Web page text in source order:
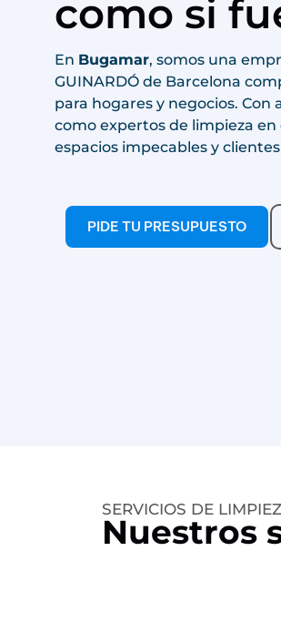
como si
En Bugamar, somos una
GUINARDÓ de Barcelona
para hogares y negocios. Con
como expertos de limpieza en
espacios impecables y
PIDE TU PRESUPUESTO
SERVICIOS DE
Nuestros